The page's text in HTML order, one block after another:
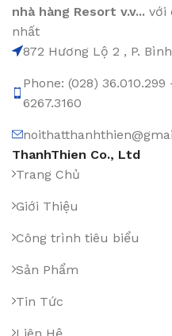
nhà hàng Resort v.v... với
nhất
872 Hương Lộ 2 , P.
Phone: (028) 36.010.299
6267.3160
ThanhThien Co., Ltd
Trang Chủ
Giới Thiệu
Công trình tiêu biểu
Sản Phẩm
Tin Tức
Liên Hệ